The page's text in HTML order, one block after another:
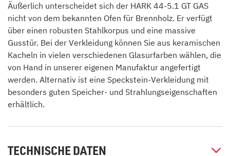
Äußerlich unterscheidet sich der HARK 44-5.1 GT GAS
nicht von dem bekannten Ofen für Brennholz. Er verfügt
über einen robusten Stahlkorpus und eine massive
Gusstür. Bei der Verkleidung können Sie aus keramischen
Kacheln in vielen verschiedenen Glasurfarben wählen, die
von Hand in unserer eigenen Manufaktur angefertigt
werden. Alternativ ist eine Speckstein-Verkleidung mit
besonders guten Speicher- und Strahlungseigenschaften
erhältlich.
TECHNISCHE DATEN